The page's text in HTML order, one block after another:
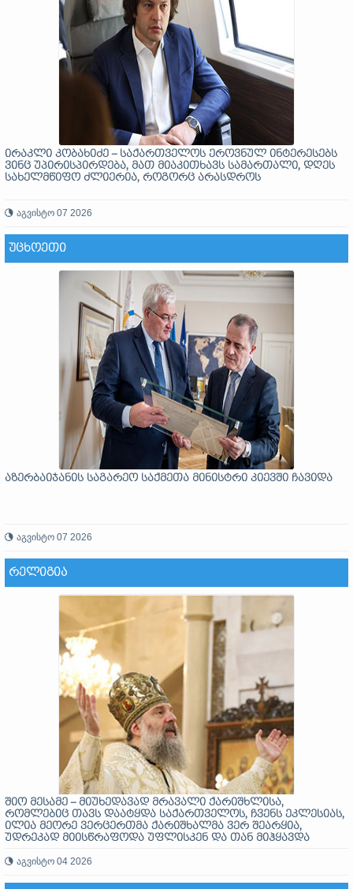
ირაკლი კობახიძე – საქართველოს ეროვნულ ინტერესებს
ვინც უპირისპირდება, მათ მიაკითხავს სამართალი, დღეს
სახელმწიფო ძლიერია, როგორც არასდროს
აგვისტო 07 2026
ᲣᲪᲮᲝᲔᲗᲘ
აზერბაიჯანის საგარეო საქმეთა მინისტრი კიევში ჩავიდა
აგვისტო 07 2026
ᲠᲔᲚᲘᲒᲘᲐ
შიო მესამე – მიუხედავად მრავალი ქარიშხლისა,
რომლებიც თავს დაატყდა საქართველოს, ჩვენს ეკლესიას,
ილია მეორე ვერცერთმა ქარიშხალმა ვერ შეარყია,
უდრეკად მიისწრაფოდა უფლისკენ და თან მიჰყავდა
აგვისტო 04 2026